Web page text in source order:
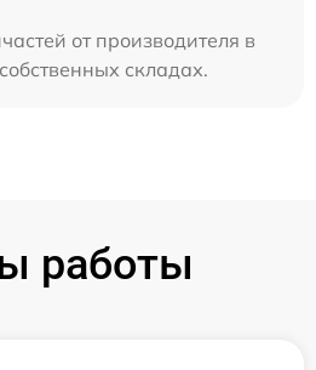
от производителя в
складах.
работы